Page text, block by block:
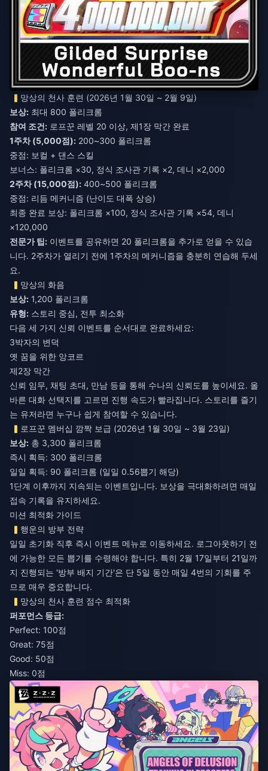
망상의 천사 훈련 (2026년 1월 30일 ~ 2월 9일)
보상: 최대 800 폴리크롬
참여 조건: 로프꾼 레벨 20 이상, 제1장 막간 완료
1주차 (5,000점): 200~300 폴리크롬
중점: 보컬 + 댄스 스킬
보너스: 폴리크롬 ×30, 정식 조사관 기록 ×2, 데니 ×2,000
2주차 (15,000점): 400~500 폴리크롬
중점: 리듬 메커니즘 (난이도 대폭 상승)
최종 완료 보상: 폴리크롬 ×100, 정식 조사관 기록 ×54, 데니
×120,000
전문가 팁: 이벤트를 공유하면 20 폴리크롬을 추가로 얻을 수 있습
니다. 2주차가 열리기 전에 1주차의 메커니즘을 충분히 연습해 두세
요.
망상의 화음
보상: 1,200 폴리크롬
유형: 스토리 중심, 전투 최소화
다음 세 가지 신뢰 이벤트를 순서대로 완료하세요:
3박자의 변덕
옛 꿈을 위한 앙코르
제2장 막간
신뢰 임무, 채팅 초대, 만남 등을 통해 수나의 신뢰도를 높이세요. 올
바른 대화 선택지를 고르면 진행 속도가 빨라집니다. 스토리를 즐기
는 유저라면 누구나 쉽게 참여할 수 있습니다.
로프꾼 멤버십 깜짝 보급 (2026년 1월 30일 ~ 3월 23일)
보상: 총 3,300 폴리크롬
즉시 획득: 300 폴리크롬
일일 획득: 90 폴리크롬 (일일 0.56뽑기 해당)
1단계 이후까지 지속되는 이벤트입니다. 보상을 극대화하려면 매일
접속 기록을 유지하세요.
미션 최적화 가이드
행운의 방부 전략
일일 초기화 직후 즉시 이벤트 메뉴로 이동하세요. 로그아웃하기 전
에 가능한 모든 뽑기를 수령해야 합니다. 특히 2월 17일부터 21일까
지 진행되는 '방부 배지 기간'은 단 5일 동안 매일 4번의 기회를 주
므로 매우 중요합니다.
망상의 천사 훈련 점수 최적화
퍼포먼스 등급:
Perfect: 100점
Great: 75점
Good: 50점
Miss: 0점